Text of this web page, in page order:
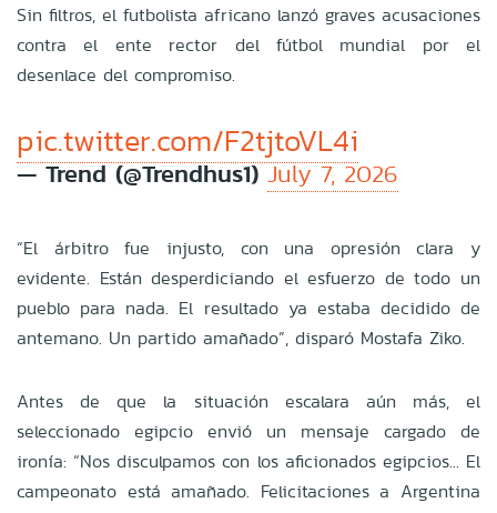
Sin filtros, el futbolista africano lanzó graves acusaciones
contra el ente rector del fútbol mundial por el
desenlace del compromiso.
pic.twitter.com/F2tjtoVL4i
— Trend (@Trendhus1)July 7, 2026
“El árbitro fue injusto, con una opresión clara y
evidente. Están desperdiciando el esfuerzo de todo un
pueblo para nada. El resultado ya estaba decidido de
antemano. Un partido amañado”, disparó Mostafa Ziko.
Antes de que la situación escalara aún más, el
seleccionado egipcio envió un mensaje cargado de
ironía: “Nos disculpamos con los aficionados egipcios... El
campeonato está amañado. Felicitaciones a Argentina